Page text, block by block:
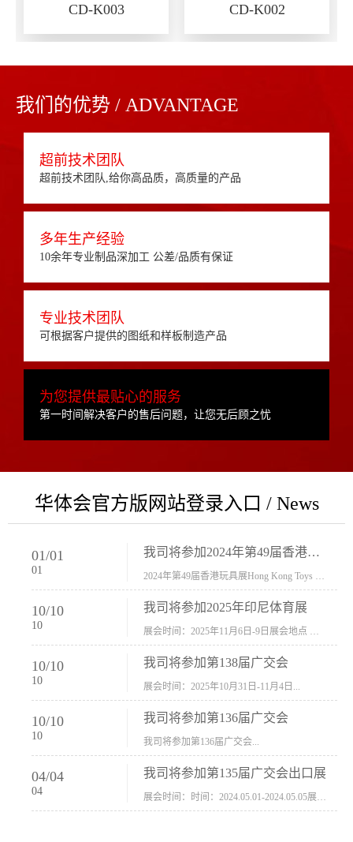
CD-K003 CD-K002
我们的优势 / ADVANTAGE
超前技术团队
超前技术团队,给你高品质，高质量的产品
多年生产经验
10余年专业制品深加工 公差/品质有保证
专业技术团队
可根据客户提供的图纸和样板制造产品
为您提供最贴心的服务
第一时间解决客户的售后问题，让您无后顾之忧
华体会官方版网站登录入口 / News
01/01
01
我司将参加2024年第49届香港玩具展Hong Kong Toys & Games Fair 欢迎新···
10/10
10
我司将参加2025年印尼体育展
10/10
10
我司将参加第138届广交会
展会时间：2025年10月31日-11月4日...
10/10
10
我司将参加第136届广交会
我司将参加第136届广交会...
04/04
04
我司将参加第135届广交会出口展
展会时间：时间：2024.05.01-2024.05.05展会地址：中国进出口商品交易会展馆福建康莱宝公司展位号12.1G37-38、H11-12，浙江康莱宝展位号17.1B23-24、C19-20...